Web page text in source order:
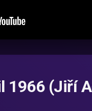
1966 (Jiří